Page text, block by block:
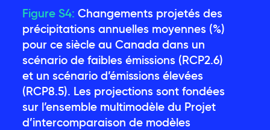
Figure S4: Changements projetés des
précipitations annuelles moyennes (%)
pour ce siècle au Canada dans un
scénario de faibles émissions (RCP2.6)
et un scénario d’émissions élevées
(RCP8.5). Les projections sont fondées
sur l’ensemble multimodèle du Projet
d’intercomparaison de modèles
Sommaire
Introduction
Contexte mondial